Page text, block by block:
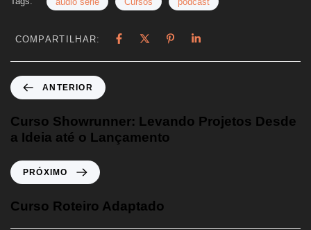
COMPARTILHAR:
ANTERIOR
Curso Showrunner: Levando Projetos Desde
a Ideia até o Lançamento
PRÓXIMO
Curso Roteiro Adaptado